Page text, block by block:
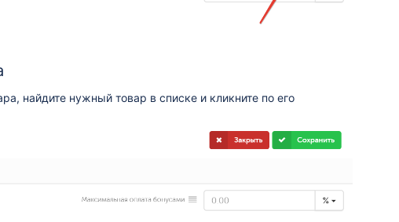
найдите нужный товар в списке и кликните по его